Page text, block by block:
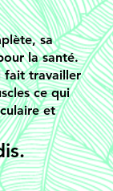
sa
la santé.
fait travailler
ce qui
et